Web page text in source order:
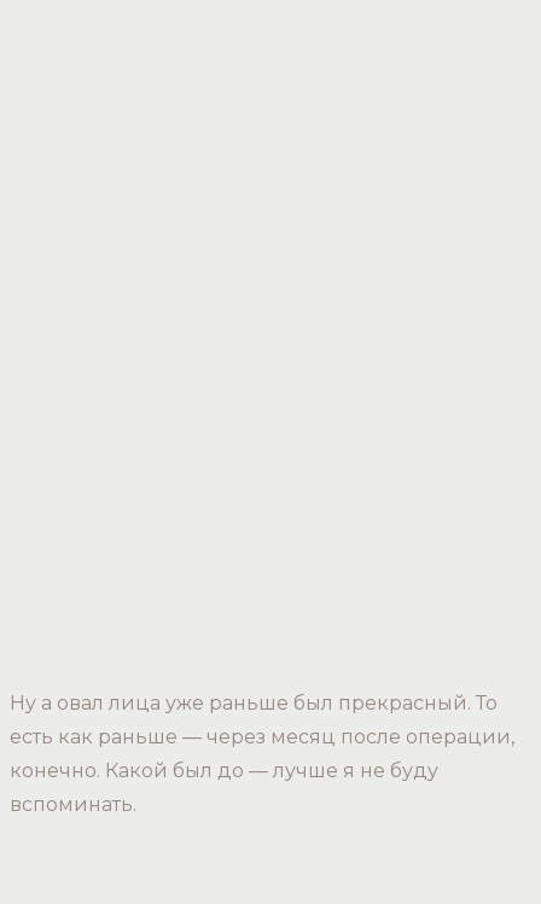
Ну а овал лица уже раньше был прекрасный. То
есть как раньше — через месяц после операции,
конечно. Какой был до — лучше я не буду
вспоминать.